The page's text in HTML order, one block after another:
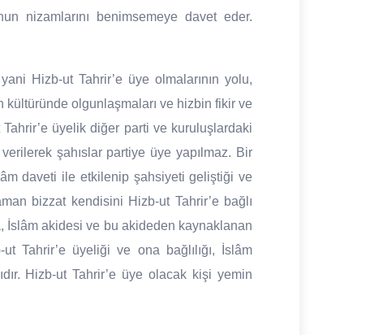
nizamlarını benimsemeye davet eder.
Hizb-ut Tahrir’e üye olmalarının yolu,
kültüründe olgunlaşmaları ve hizbin fikir ve
üyelik diğer parti ve kuruluşlardaki
şahıslar partiye üye yapılmaz. Bir
daveti ile etkilenip şahsiyeti geliştiği ve
bizzat kendisini Hizb-ut Tahrir’e bağlı
İslâm akidesi ve bu akideden kaynaklanan
Tahrir’e üyeliği ve ona bağlılığı, İslâm
Hizb-ut Tahrir’e üye olacak kişi yemin